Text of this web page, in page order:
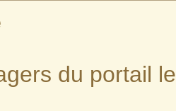
du portail